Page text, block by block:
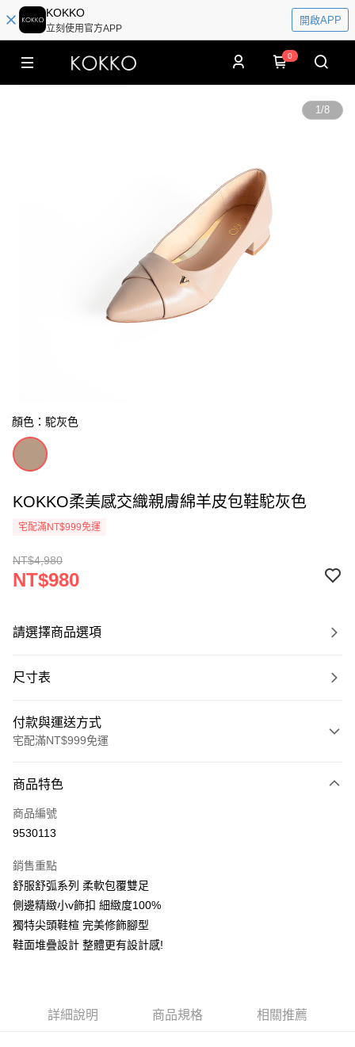
KOKKO
立刻使用官方APP
開啟APP
0
1/8
顏色：駝灰色
KOKKO柔美感交織親膚綿羊皮包鞋駝灰色
宅配滿NT$999免運
NT$4,980
NT$980
請選擇商品選項
尺寸表
付款與運送方式
宅配滿NT$999免運
信用卡一次付款
LINE Pay
街口支付
悠遊付
AFTEE先享後付
便利好安心！
１．簡單：不需註冊會員、不需綁卡、不需儲值。
商品特色
商品編號
9530113
銷售重點
舒服舒弧系列 柔軟包覆雙足
側邊精緻小v飾扣 細緻度100%
獨特尖頭鞋楦 完美修飾腳型
鞋面堆疊設計 整體更有設計感!
詳細說明 商品規格 相關推薦